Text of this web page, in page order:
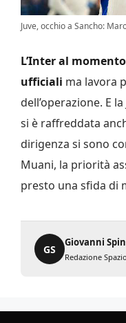
Juve, occhio a Sancho:
L’Inter al
ufficiali ma lavora
dell’operazione. E
si è raffreddata
dirigenza si sono
Muani, la priorità
presto una sfida di
GS
Giovanni
Redazione